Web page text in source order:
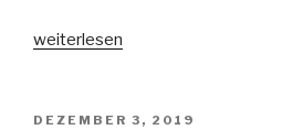
„Geheimnisvolle
Band
weiterlesen
VERÖFFENTLICHT
DEZEMBER 3, 2019